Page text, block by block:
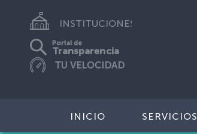
INSTITUCIONES
Portal de
Transparencia
INICIO SERVICIOS